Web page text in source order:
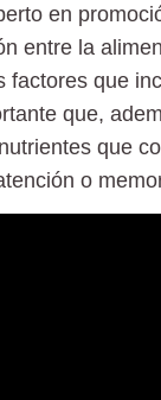
en
entre la
factores que
que,
que
o